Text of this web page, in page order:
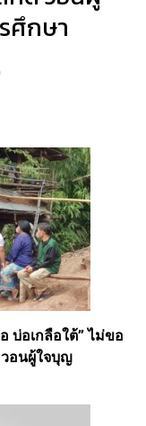
ศึกษา
บ่อเกลือใต้” ไม่ขอ
วอนผู้ใจบุญ